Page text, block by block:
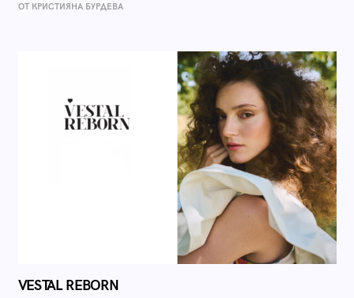
ОТ КРИСТИЯНА БУРДЕВА
VESTAL REBORN